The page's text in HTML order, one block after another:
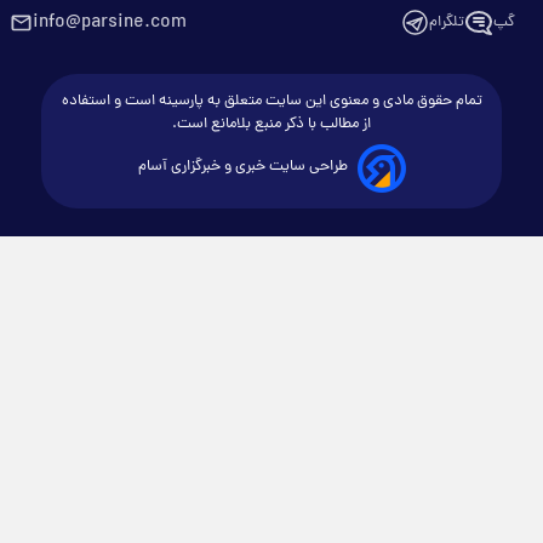
گپ تلگرام info@parsine.com
تمام حقوق مادی و معنوی این سایت متعلق به پارسینه است و استفاده
از مطالب با ذکر منبع بلامانع است.
طراحی سایت خبری و خبرگزاری آسام